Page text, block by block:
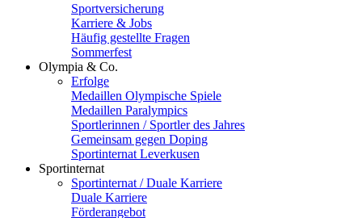
Sportversicherung
Karriere & Jobs
Häufig gestellte Fragen
Sommerfest
Olympia & Co.
Erfolge
Medaillen Olympische Spiele
Medaillen Paralympics
Sportlerinnen / Sportler des Jahres
Gemeinsam gegen Doping
Sportinternat Leverkusen
Sportinternat
Sportinternat / Duale Karriere
Duale Karriere
Förderangebot